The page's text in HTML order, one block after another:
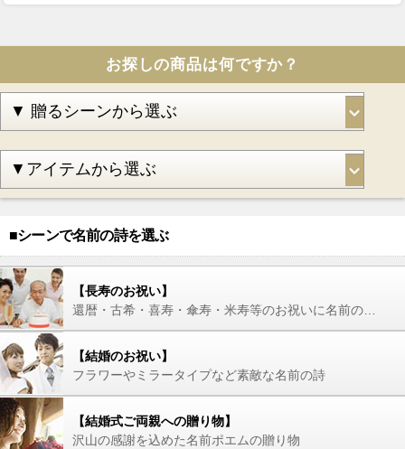
お探しの商品は何ですか？
■シーンで名前の詩を選ぶ
【長寿のお祝い】
【結婚のお祝い】
フラワーやミラータイプなど素敵な名前の詩
【結婚式ご両親への贈り物】
沢山の感謝を込めた名前ポエムの贈り物